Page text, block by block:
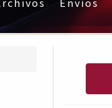
Envíos